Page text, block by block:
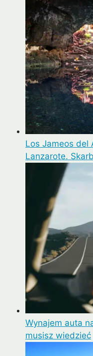
Los Jameos del
Lanzarote.
Wynajem auta
musisz wiedzieć